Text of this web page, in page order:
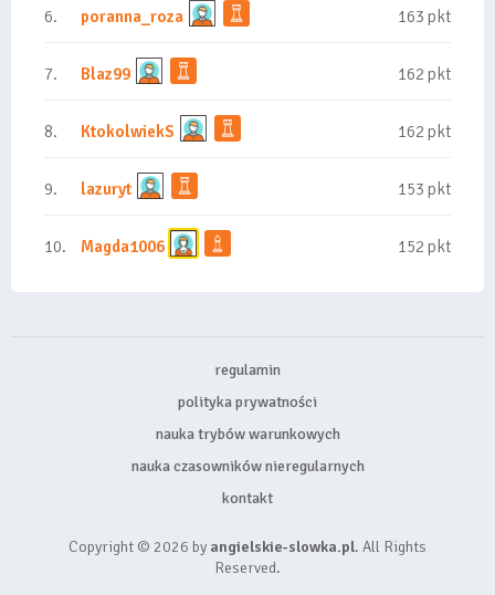
6. poranna_roza 163 pkt
7. Blaz99 162 pkt
8. KtokolwiekS 162 pkt
9. lazuryt 153 pkt
10. Magda1006 152 pkt
regulamin
polityka prywatności
nauka trybów warunkowych
nauka czasowników nieregularnych
kontakt
Copyright © 2026 by angielskie-slowka.pl. All Rights
Reserved.